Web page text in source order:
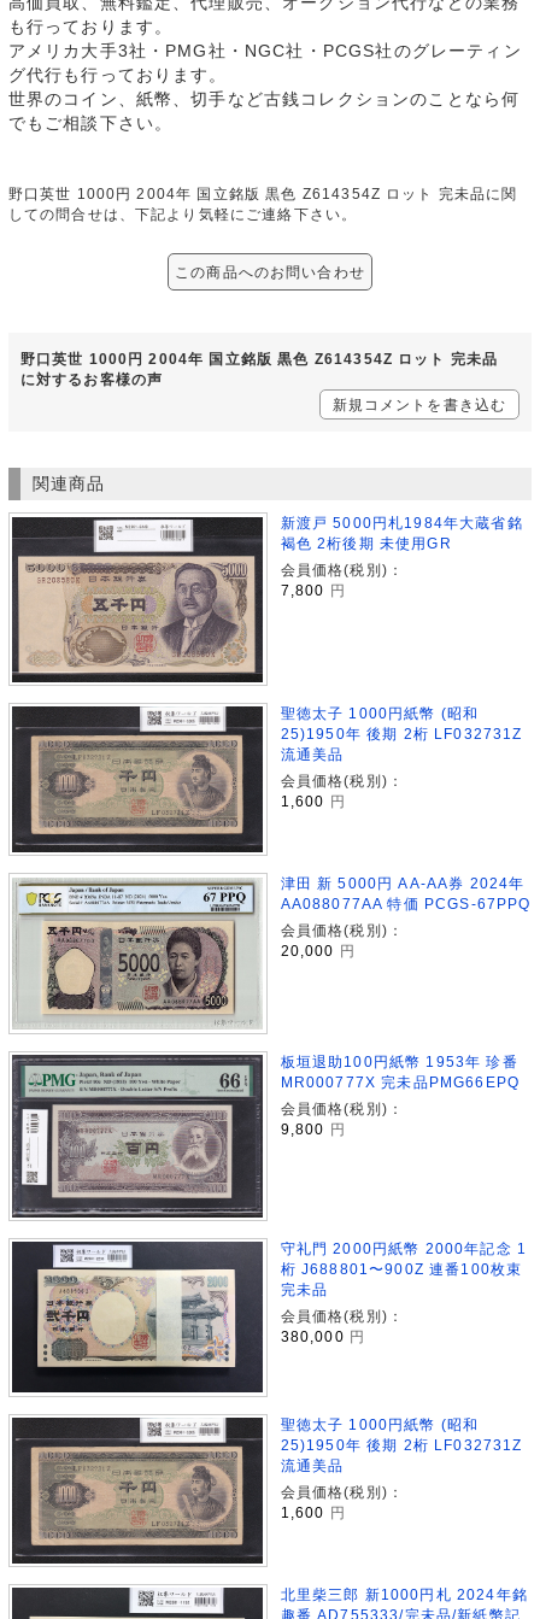
も行っております。
アメリカ大手3社・PMG社・NGC社・PCGS社のグレーティン
グ代行も行っております。
世界のコイン、紙幣、切手など古銭コレクションのことなら何
でもご相談下さい。
野口英世 1000円 2004年 国立銘版 黒色 Z614354Z ロット 完未品に関
しての問合せは、下記より気軽にご連絡下さい。
この商品へのお問い合わせ
野口英世 1000円 2004年 国立銘版 黒色 Z614354Z ロット 完未品
に対するお客様の声
新規コメントを書き込む
関連商品
新渡戸 5000円札1984年大蔵省銘
褐色 2桁後期 未使用GR
会員価格(税別)：
7,800
円
聖徳太子 1000円紙幣 (昭和
25)1950年 後期 2桁 LF032731Z
流通美品
会員価格(税別)：
1,600 円
津田 新 5000円 AA-AA券 2024年
AA088077AA 特価 PCGS-67PPQ
会員価格(税別)：
20,000
円
板垣退助100円紙幣 1953年 珍番
MR000777X 完未品PMG66EPQ
会員価格(税別)：
9,800 円
守礼門 2000円紙幣 2000年記念 1
桁 J688801〜900Z 連番100枚束
完未品
会員価格(税別)：
380,000 円
聖徳太子 1000円紙幣 (昭和
25)1950年 後期 2桁 LF032731Z
流通美品
会員価格(税別)：
1,600 円
北里柴三郎 新1000円札 2024年銘
趣番 AD755333/完未品/新紙幣記